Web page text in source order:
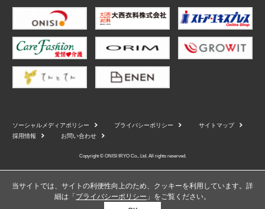
ソーシャルメディアポリシー プライバシーポリシー
サイトマップ
採用情報
お問い合わせ
Copyright © ONISI IRYO Co., Ltd. All rights reserved.
当サイトでは、サイトの利便性向上のため、クッキーを利用しています。詳
細は「 プライバシーポリシー 」をご覧ください。